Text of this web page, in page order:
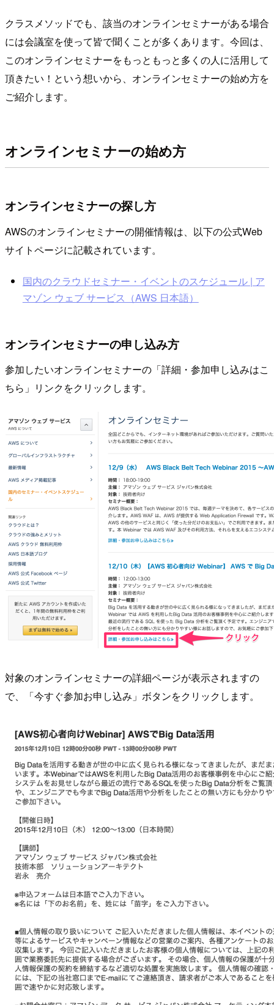
クラスメソッドでも、該当のオンラインセミナーがある場合
には会議室を使って皆で聞くことが多くあります。今回は、
このオンラインセミナーをもっともっと多くの人に活用して
頂きたい！という想いから、オンラインセミナーの始め方を
ご紹介します。
オンラインセミナーの始め方
オンラインセミナーの探し方
AWSのオンラインセミナーの開催情報は、以下の公式Web
サイトページに記載されています。
国内のクラウドセミナー・イベントのスケジュール | ア
マゾン ウェブ サービス（AWS 日本語）
オンラインセミナーの申し込み方
参加したいオンラインセミナーの「詳細・参加申し込みはこ
ちら」リンクをクリックします。
対象のオンラインセミナーの詳細ページが表示されますの
で、「今すぐ参加お申し込み」ボタンをクリックします。